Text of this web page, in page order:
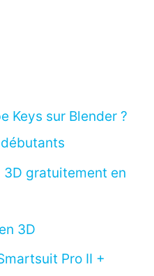
Keys sur Blender ?
gratuitement en
3D
Pro II +